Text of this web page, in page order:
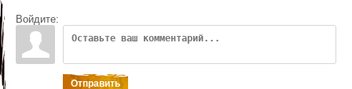
Войдите:
Отправить